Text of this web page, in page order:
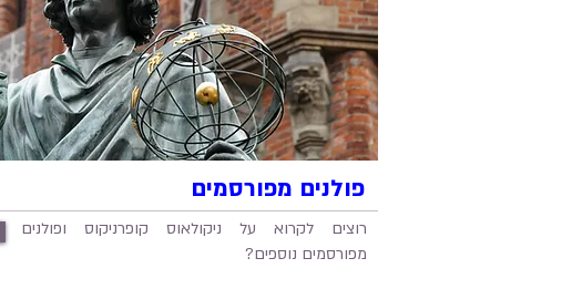
פולנים מפורסמים
רוצים לקרוא על ניקולאוס קופרניקוס ופולנים
מפורסמים נוספים?